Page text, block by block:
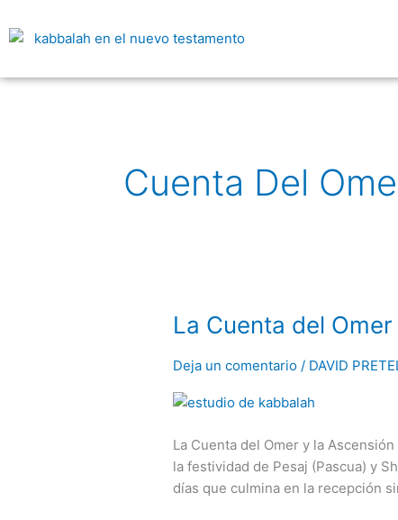
al
Cuenta Del
La Cuenta del
Deja un comentario / DAVID
La Cuenta del Omer y la
la festividad de Pesaj (Pascua) y
días que culmina en la recepción
La
del
y
Ascensión
de
Cristo